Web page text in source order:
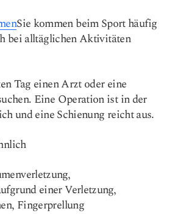
Sie kommen beim Sport häufig
bei alltäglichen Aktivitäten
Tag einen Arzt oder eine
Eine Operation ist in der
und eine Schienung reicht aus.
einer Verletzung,
Fingerprellung